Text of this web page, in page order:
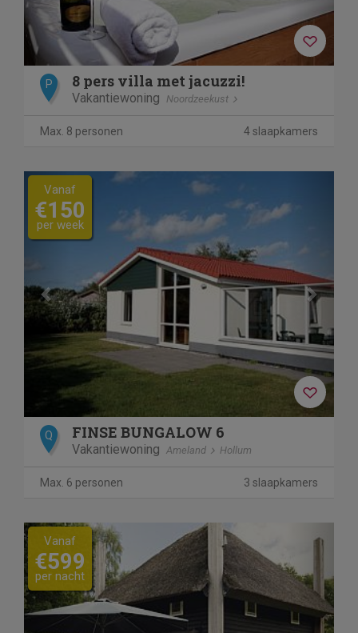
P 8 pers villa met jacuzzi!
Vakantiewoning Noordzeekust
Max. 8 personen 4 slaapkamers
Previous
Vanaf
€150
per week
Q FINSE BUNGALOW 6
Vakantiewoning Ameland Hollum
Max. 6 personen 3 slaapkamers
Previous Next
Vanaf
€599
per nacht